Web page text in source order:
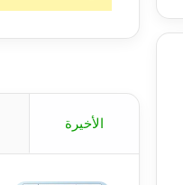
الأخيرة